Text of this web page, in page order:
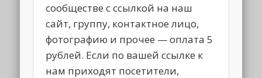
сообществе с ссылкой на наш
сайт, группу, контактное лицо,
фотографию и прочее — оплата 5
рублей. Если по вашей ссылке к
нам приходят посетители,